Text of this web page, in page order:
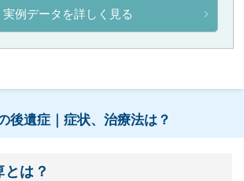
実例データを詳しく見る
後遺症｜症状、治療法は？
は？